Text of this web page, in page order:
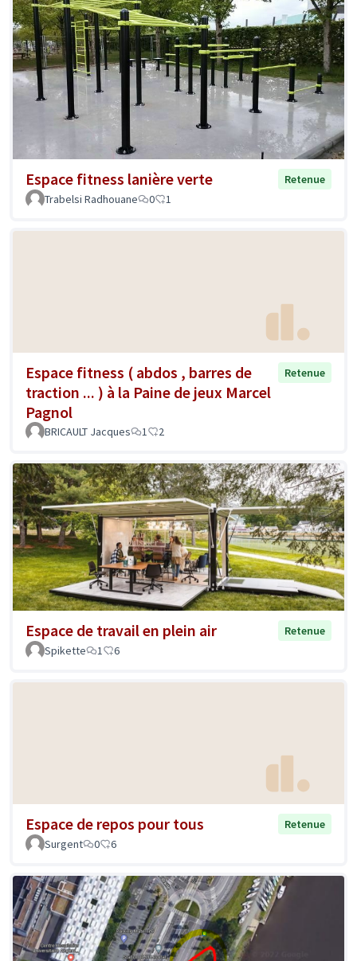
Espace fitness lanière verte
Retenue
Trabelsi Radhouane
0 1
Espace fitness ( abdos , barres de
traction ... ) à la Paine de jeux Marcel
Pagnol
Retenue
BRICAULT Jacques 1 2
Espace de travail en plein air
Retenue
Spikette
1 6
Espace de repos pour tous
Retenue
Surgent
0 6